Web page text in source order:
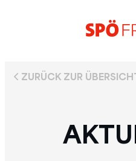
ZURÜCK ZUR